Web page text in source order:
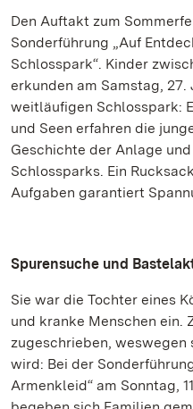
Den Auftakt zum
Sonderführung „Auf
Schlosspark“. Kinder
erkunden am Samstag, 27.
weitläufigen Schlosspark:
und Seen erfahren die
Geschichte der Anlage
Schlossparks. Ein
Aufgaben garantiert
Spurensuche und
Sie war die Tochter eines
und kranke Menschen ein.
zugeschrieben, weswegen
wird: Bei der
Armenkleid“ am Sonntag,